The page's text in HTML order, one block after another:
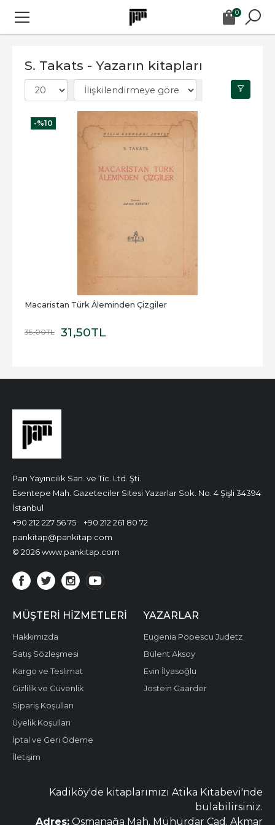
0
S. Takats - Yazarın kitapları
-%10
Macaristan Türk Âleminden Çizgiler
35,00TL 31,50TL
Pan Yayıncılık San. ve Tic. Ltd. Şti.
Esentepe Mah. Gazeteciler Sitesi Yazarlar Sok. No. 4 Şişli 34394
İstanbul
+90 212 227 56 75
+90 212 261 80 72
pankitap@pankitap.com
© 2026 www.pankitap.com
MÜŞTERI HIZMETLERI
Hakkımızda
Satış Sözleşmesi
Kargo ve Teslimat
Gizlilik ve Güvenlik
Sipariş Koşulları
Üyelik Koşulları
İptal ve Geri Ödeme
İletişim
YAZARLAR
Eugenia Popescu Judetz
Bülent Aksoy
Evin İlyasoğlu
Jostein Gaarder
Kadiköy'de kitaplarımızı Atika Kitabevi'nde
bulabilirsiniz.
Adres: Osmanağa Mah. Mühürdar Cad. Akmar